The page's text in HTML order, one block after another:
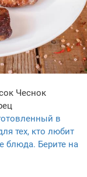
Чеснок
в
тех, кто любит
блюда. Берите на